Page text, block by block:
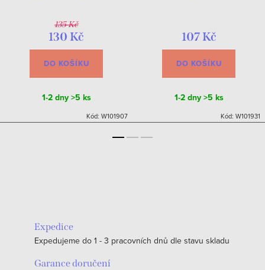
135 Kč
130 Kč
DO KOŠÍKU
1-2 dny>5 ks
Kód: W101907
107 Kč
DO KOŠÍKU
1-2 dny>5 ks
Kód: W101931
Expedice
Expedujeme do 1 - 3 pracovních dnů dle stavu skladu
Garance doručení